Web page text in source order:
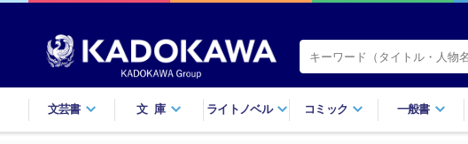
文芸書 文庫 ライトノベル コミック 一般書